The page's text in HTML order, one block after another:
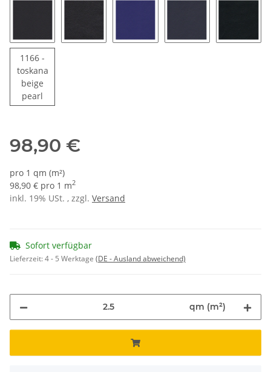
1151 - schwarz
1166 -
toskana
beige
pearl
98,90 €
pro 1 qm (m²)
98,90 € pro 1 m2
inkl. 19% USt. , zzgl. Versand
Sofort verfügbar
Lieferzeit:4 - 5 Werktage (DE - Ausland abweichend)
qm (m²)